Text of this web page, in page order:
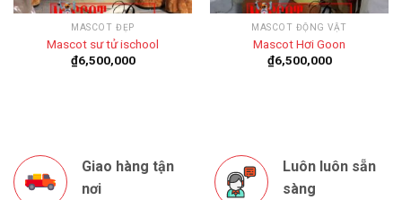
MASCOT ĐẸP
Mascot sư tử ischool
₫6,500,000
MASCOT ĐỘNG VẬT
Mascot Hơi Goon
₫6,500,000
Giao hàng tận
nơi
Luôn luôn sẵn
sàng